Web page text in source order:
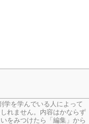
を学んでいる人によって
れません。内容はかならず
をみつけたら「編集」から